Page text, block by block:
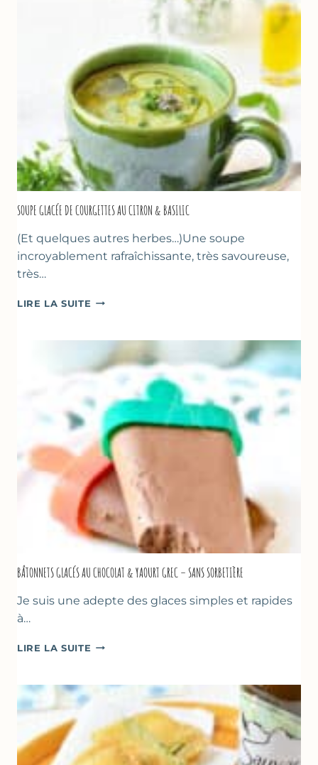
D’ORANGER
SOUPE GLACÉE DE COURGETTES AU CITRON & BASILIC
(Et quelques autres herbes…)Une soupe
incroyablement rafraîchissante, très savoureuse,
très…
LIRE LA SUITE SOUPE
COURGETTES
CITRON
BASILIC
BÂTONNETS GLACÉS AU CHOCOLAT & YAOURT GREC – SANS SORBETIÈRE
Je suis une adepte des glaces simples et rapides
à…
LIRE LA SUITE BÂTONNETS
CHOCOLAT
YAOURT
GREC
–
SANS